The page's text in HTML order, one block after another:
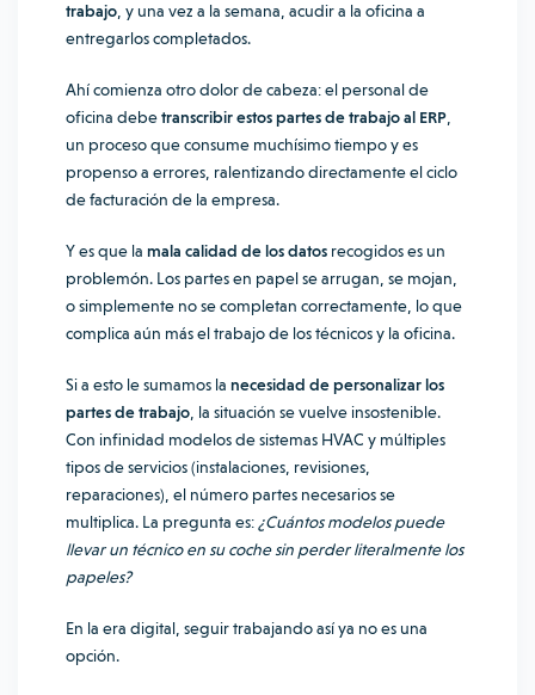
trabajo , y una vez a la semana, acudir a la oficina a
entregarlos completados.
Ahí comienza otro dolor de cabeza: el personal de
oficina debetranscribir estos partes de trabajo al ERP
un proceso que consume muchísimo tiempo y es
propenso a errores, ralentizando directamente el ciclo
de facturación de la empresa.
Y es que la mala calidad de los datos recogidos es un
problemón. Los partes en papel se arrugan, se mojan,
o simplemente no se completan correctamente, lo que
complica aún más el trabajo de los técnicos y la oficina.
Si a esto le sumamos la necesidad de personalizar los
partes de trabajo , la situación se vuelve insostenible.
Con infinidad modelos de sistemas HVAC y múltiples
tipos de servicios (instalaciones, revisiones,
reparaciones), el número partes necesarios se
multiplica. La pregunta es: ¿Cuántos modelos puede
llevar un técnico en su coche sin perder literalmente los
papeles?
En la era digital, seguir trabajando así ya no es una
opción.